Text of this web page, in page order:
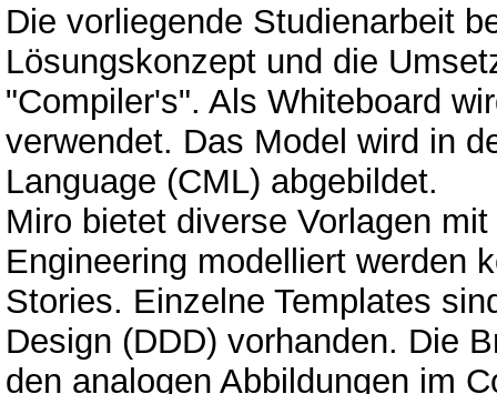
Die vorliegende Studienarbeit
Lösungskonzept und die
"Compiler's". Als Whiteboard
verwendet. Das Model wird in
Language (CML) abgebildet.
Miro bietet diverse Vorlagen
Engineering modelliert werden
Stories. Einzelne Templates
Design (DDD) vorhanden. Die
den analogen Abbildungen im